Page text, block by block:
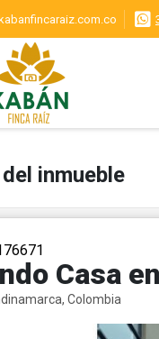
inmueble
Casa
Colombia